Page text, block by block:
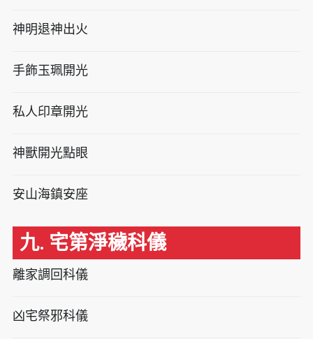
神明退神出火
手飾玉珮開光
私人印章開光
神獸開光點眼
安山海鎮安座
九. 宅第淨穢科儀
離家調回科儀
凶宅祭邪科儀